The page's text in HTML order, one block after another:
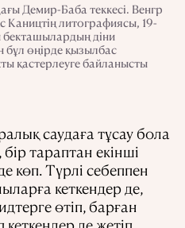
Демир-Баба теккесі. Венгр
литографиясы, 19-
бекташылардың діни
бұл өңірде қызылбас
қастерлеуге байланысты
саудаға тұсау бола
тараптан екінші
көп. Түрлі себеппен
кеткендер де,
өтіп, барған
де жетіп